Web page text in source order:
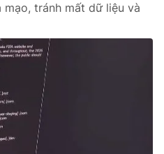
tránh mất dữ liệu và